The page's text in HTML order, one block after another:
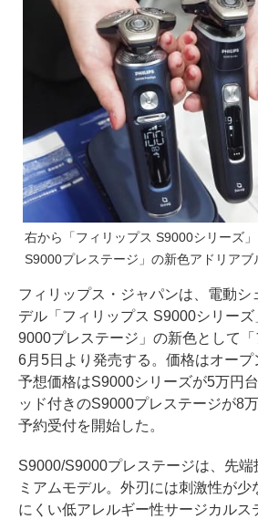
右から「フィリップス S9000シリーズ
S9000プレステージ」の新色アドリアブ
フィリップス・ジャパンは、電動シ
デル「フィリップス S9000シリー
9000プレステージ」の新色として
6月5日より発売する。価格はオー
予想価格はS9000シリーズが5万円
ッド付きのS9000プレステージが8
予約受付を開始した。
S9000/S9000プレステージは、先端
ミアムモデル。外刃には刺激性が少
にくい低アレルギー性サージカルス